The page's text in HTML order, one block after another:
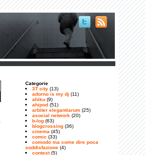
Categorie
3T city (13)
adorno is my dj (11)
ahiku (9)
ahipod (51)
arbiter elegantiarum (25)
asocial network (20)
b-log (63)
blogcrossing (36)
cinema (45)
comic (33)
comodo ma come dire poca
soddisfazione (4)
contest(5)